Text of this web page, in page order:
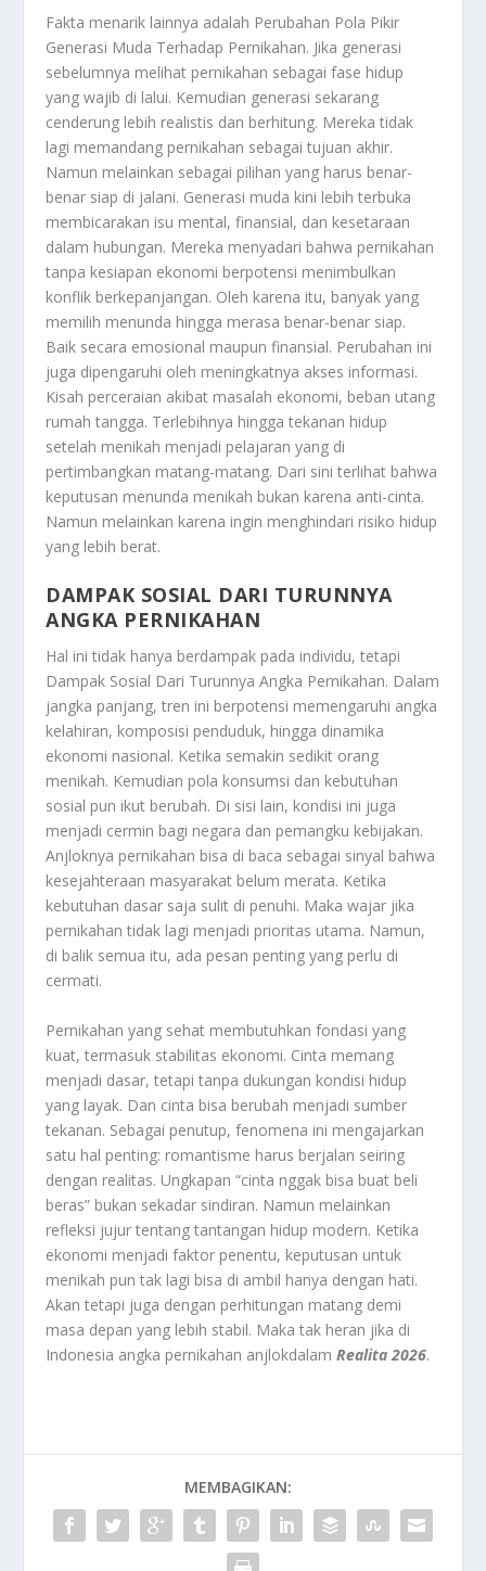
Fakta menarik lainnya adalah Perubahan Pola Pikir
Generasi Muda Terhadap Pernikahan. Jika generasi
sebelumnya melihat pernikahan sebagai fase hidup
yang wajib di lalui. Kemudian generasi sekarang
cenderung lebih realistis dan berhitung. Mereka tidak
lagi memandang pernikahan sebagai tujuan akhir.
Namun melainkan sebagai pilihan yang harus benar-
benar siap di jalani. Generasi muda kini lebih terbuka
membicarakan isu mental, finansial, dan kesetaraan
dalam hubungan. Mereka menyadari bahwa pernikahan
tanpa kesiapan ekonomi berpotensi menimbulkan
konflik berkepanjangan. Oleh karena itu, banyak yang
memilih menunda hingga merasa benar-benar siap.
Baik secara emosional maupun finansial. Perubahan ini
juga dipengaruhi oleh meningkatnya akses informasi.
Kisah perceraian akibat masalah ekonomi, beban utang
rumah tangga. Terlebihnya hingga tekanan hidup
setelah menikah menjadi pelajaran yang di
pertimbangkan matang-matang. Dari sini terlihat bahwa
keputusan menunda menikah bukan karena anti-cinta.
Namun melainkan karena ingin menghindari risiko hidup
yang lebih berat.
DAMPAK SOSIAL DARI TURUNNYA
ANGKA PERNIKAHAN
Hal ini tidak hanya berdampak pada individu, tetapi
Dampak Sosial Dari Turunnya Angka Pernikahan. Dalam
jangka panjang, tren ini berpotensi memengaruhi angka
kelahiran, komposisi penduduk, hingga dinamika
ekonomi nasional. Ketika semakin sedikit orang
menikah. Kemudian pola konsumsi dan kebutuhan
sosial pun ikut berubah. Di sisi lain, kondisi ini juga
menjadi cermin bagi negara dan pemangku kebijakan.
Anjloknya pernikahan bisa di baca sebagai sinyal bahwa
kesejahteraan masyarakat belum merata. Ketika
kebutuhan dasar saja sulit di penuhi. Maka wajar jika
pernikahan tidak lagi menjadi prioritas utama. Namun,
di balik semua itu, ada pesan penting yang perlu di
cermati.
Pernikahan yang sehat membutuhkan fondasi yang
kuat, termasuk stabilitas ekonomi. Cinta memang
menjadi dasar, tetapi tanpa dukungan kondisi hidup
yang layak. Dan cinta bisa berubah menjadi sumber
tekanan. Sebagai penutup, fenomena ini mengajarkan
satu hal penting: romantisme harus berjalan seiring
dengan realitas. Ungkapan “cinta nggak bisa buat beli
beras” bukan sekadar sindiran. Namun melainkan
refleksi jujur tentang tantangan hidup modern. Ketika
ekonomi menjadi faktor penentu, keputusan untuk
menikah pun tak lagi bisa di ambil hanya dengan hati.
Akan tetapi juga dengan perhitungan matang demi
masa depan yang lebih stabil. Maka tak heran jika di
Indonesia angka pernikahan anjlokdalamRealita 2026.
MEMBAGIKAN: